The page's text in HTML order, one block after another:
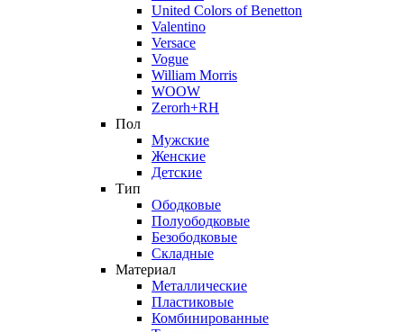
United Colors of Benetton
Valentino
Versace
Vogue
William Morris
WOOW
Zerorh+RH
Пол
Мужские
Женские
Детские
Тип
Ободковые
Полуободковые
Безободковые
Складные
Материал
Металлические
Пластиковые
Комбинированные